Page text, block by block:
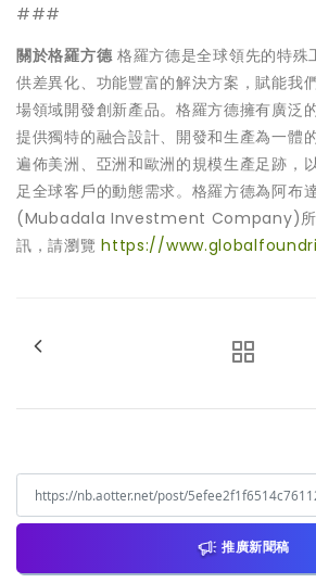
###
關於格羅方德格羅方德是全球領先的特殊
供差異化、功能豐富的解決方案，賦能我
場領域開發創新產品。格羅方德擁有廣泛
提供獨特的融合設計、開發和生產為一體
遍佈美洲、亞洲和歐洲的規模生產足跡，
足全球客戶的動態需求。格羅方德為阿布
(Mubadala Investment Company)所
訊，請瀏覽https://
推廣新聞稿